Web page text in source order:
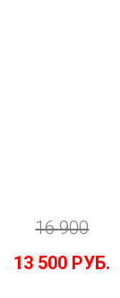
Syrah 650
работа,
16 900
13 500 РУБ.